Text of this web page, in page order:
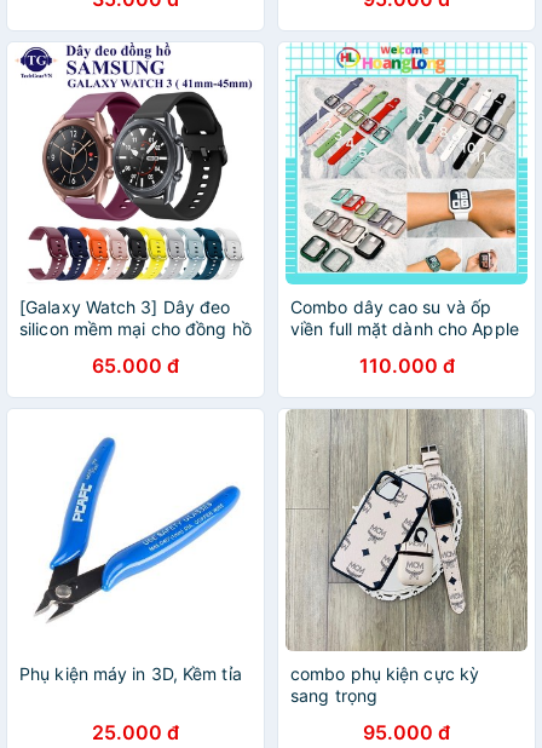
[Galaxy Watch 3] Dây đeo
silicon mềm mại cho đồng hồ
65.000 đ
Combo dây cao su và ốp
viền full mặt dành cho Apple
110.000 đ
Phụ kiện máy in 3D, Kềm tỉa
25.000 đ
combo phụ kiện cực kỳ
sang trọng
95.000 đ